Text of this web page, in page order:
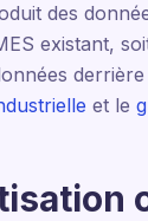
des
existant,
et le